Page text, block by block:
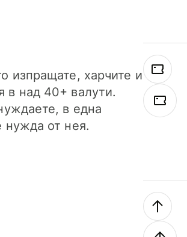
изпращате, харчите и
в над 40+ валути.
в една
нужда от нея.